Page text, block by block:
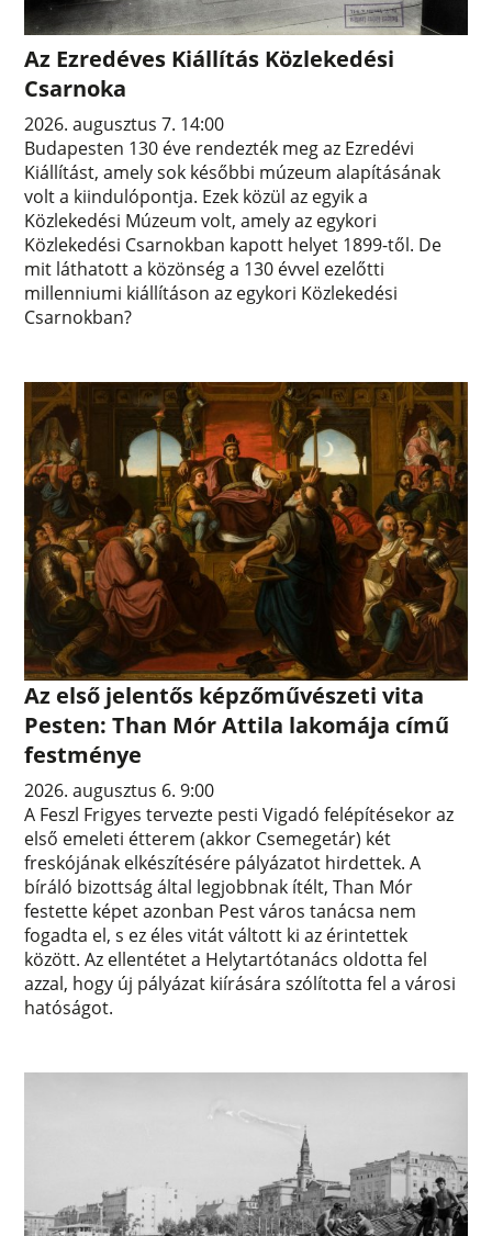
Az Ezredéves Kiállítás Közlekedési
Csarnoka
2026. augusztus 7. 14:00
Budapesten 130 éve rendezték meg az Ezredévi
Kiállítást, amely sok későbbi múzeum alapításának
volt a kiindulópontja. Ezek közül az egyik a
Közlekedési Múzeum volt, amely az egykori
Közlekedési Csarnokban kapott helyet 1899-től. De
mit láthatott a közönség a 130 évvel ezelőtti
millenniumi kiállításon az egykori Közlekedési
Csarnokban?
Az első jelentős képzőművészeti vita
Pesten: Than Mór Attila lakomája című
festménye
2026. augusztus 6. 9:00
A Feszl Frigyes tervezte pesti Vigadó felépítésekor az
első emeleti étterem (akkor Csemegetár) két
freskójának elkészítésére pályázatot hirdettek. A
bíráló bizottság által legjobbnak ítélt, Than Mór
festette képet azonban Pest város tanácsa nem
fogadta el, s ez éles vitát váltott ki az érintettek
között. Az ellentétet a Helytartótanács oldotta fel
azzal, hogy új pályázat kiírására szólította fel a városi
hatóságot.